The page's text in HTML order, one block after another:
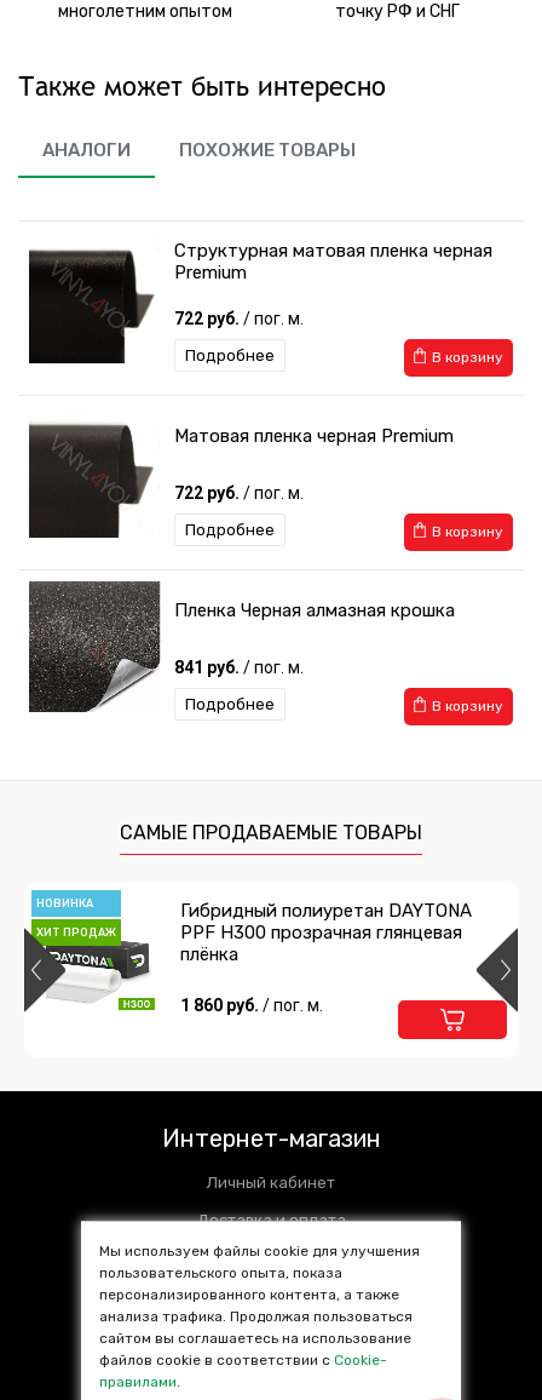
многолетним опытом
точку РФ и СНГ
Также может быть интересно
АНАЛОГИ ПОХОЖИЕ ТОВАРЫ
Структурная матовая пленка черная
Premium
722 руб. / пог. м.
В корзину
Подробнее
Матовая пленка черная Premium
722 руб. / пог. м.
В корзину
Подробнее
Пленка Черная алмазная крошка
841 руб. / пог. м.
В корзину
Подробнее
САМЫЕ ПРОДАВАЕМЫЕ ТОВАРЫ
НОВИНКА
ХИТ ПРОДАЖ
Гибридный полиуретан DAYTONA
PPF H300 прозрачная глянцевая
плёнка
1 860 руб. / пог. м.
Интернет-магазин
Личный кабинет
Доставка и оплата
Установочные центры
Контакты
SALE %
Популярные товары
Мы используем файлы cookie для улучшения
пользовательского опыта, показа
персонализированного контента, а также
анализа трафика. Продолжая пользоваться
сайтом вы соглашаетесь на использование
файлов cookie в соответствии сCookie-
правилами.